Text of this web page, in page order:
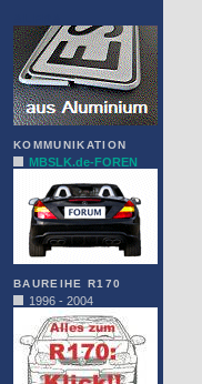
KOMMUNIKATION
MBSLK.de-FOREN
BAUREIHE R170
1996 - 2004